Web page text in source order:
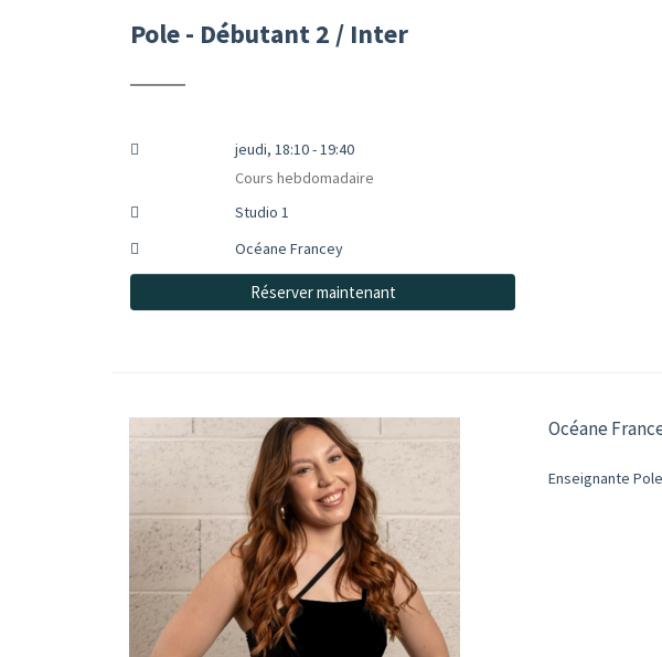
Pole - Débutant 2 / Inter
jeudi, 18:10 - 19:40
Cours hebdomadaire
Studio 1
Océane Francey
Réserver maintenant
Océane
Enseignante